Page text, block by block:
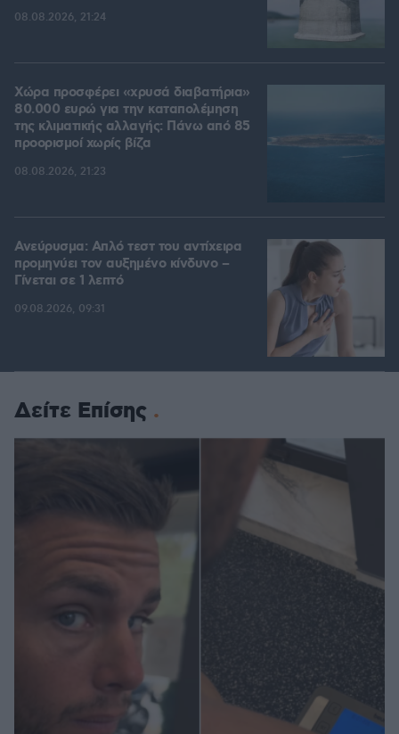
08.08.2026, 21:24
Χώρα προσφέρει «χρυσά διαβατήρια»
80.000 ευρώ για την καταπολέμηση
της κλιματικής αλλαγής: Πάνω από 85
προορισμοί χωρίς βίζα
08.08.2026, 21:23
Ανεύρυσμα: Απλό τεστ του αντίχειρα
προμηνύει τον αυξημένο κίνδυνο –
Γίνεται σε 1 λεπτό
09.08.2026, 09:31
Δείτε Επίσης